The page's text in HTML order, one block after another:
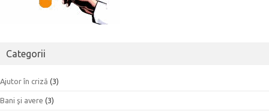
Categorii
Ajutor în criză (3)
Bani şi avere (3)